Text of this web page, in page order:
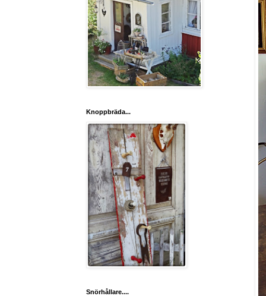
Knoppbräda...
Snörhållare....